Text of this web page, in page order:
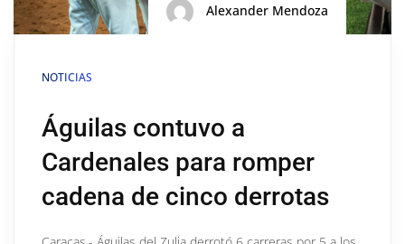
Alexander Mendoza
NOTICIAS
Águilas contuvo a
Cardenales para romper
cadena de cinco derrotas